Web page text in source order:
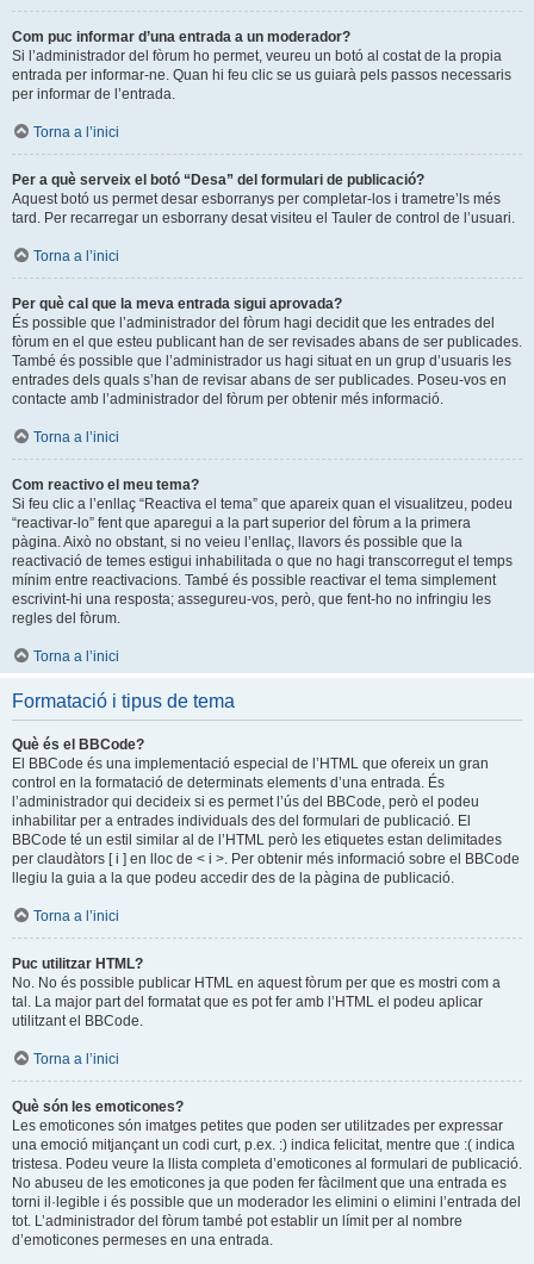
Com puc informar d’una entrada a un moderador?
Si l’administrador del fòrum ho permet, veureu un botó al costat de la propia
entrada per informar-ne. Quan hi feu clic se us guiarà pels passos necessaris
per informar de l’entrada.
Torna a l’inici
Per a què serveix el botó “Desa” del formulari de publicació?
Aquest botó us permet desar esborranys per completar-los i trametre’ls més
tard. Per recarregar un esborrany desat visiteu el Tauler de control de l’usuari.
Torna a l’inici
Per què cal que la meva entrada sigui aprovada?
És possible que l’administrador del fòrum hagi decidit que les entrades del
fòrum en el que esteu publicant han de ser revisades abans de ser publicades.
També és possible que l’administrador us hagi situat en un grup d’usuaris les
entrades dels quals s’han de revisar abans de ser publicades. Poseu-vos en
contacte amb l’administrador del fòrum per obtenir més informació.
Torna a l’inici
Com reactivo el meu tema?
Si feu clic a l’enllaç “Reactiva el tema” que apareix quan el visualitzeu, podeu
“reactivar-lo” fent que aparegui a la part superior del fòrum a la primera
pàgina. Això no obstant, si no veieu l’enllaç, llavors és possible que la
reactivació de temes estigui inhabilitada o que no hagi transcorregut el temps
mínim entre reactivacions. També és possible reactivar el tema simplement
escrivint-hi una resposta; assegureu-vos, però, que fent-ho no infringiu les
regles del fòrum.
Torna a l’inici
Formatació i tipus de tema
Què és el BBCode?
El BBCode és una implementació especial de l’HTML que ofereix un gran
control en la formatació de determinats elements d’una entrada. És
l’administrador qui decideix si es permet l’ús del BBCode, però el podeu
inhabilitar per a entrades individuals des del formulari de publicació. El
BBCode té un estil similar al de l’HTML però les etiquetes estan delimitades
per claudàtors [ i ] en lloc de < i >. Per obtenir més informació sobre el BBCode
llegiu la guia a la que podeu accedir des de la pàgina de publicació.
Torna a l’inici
Puc utilitzar HTML?
No. No és possible publicar HTML en aquest fòrum per que es mostri com a
tal. La major part del formatat que es pot fer amb l’HTML el podeu aplicar
utilitzant el BBCode.
Torna a l’inici
Què són les emoticones?
Les emoticones són imatges petites que poden ser utilitzades per expressar
una emoció mitjançant un codi curt, p.ex. :) indica felicitat, mentre que :( indica
tristesa. Podeu veure la llista completa d’emoticones al formulari de publicació.
No abuseu de les emoticones ja que poden fer fàcilment que una entrada es
torni il·legible i és possible que un moderador les elimini o elimini l’entrada del
tot. L’administrador del fòrum també pot establir un límit per al nombre
d’emoticones permeses en una entrada.